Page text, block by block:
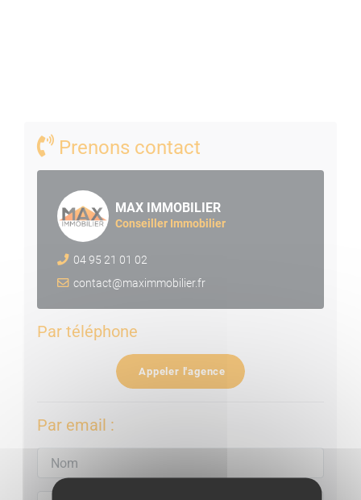
Prenons contact
MAX IMMOBILIER
Conseiller Immobilier
04 95 21 01 02
contact@maximmobilier.fr
Par téléphone
Appeler l'agence
Par email :